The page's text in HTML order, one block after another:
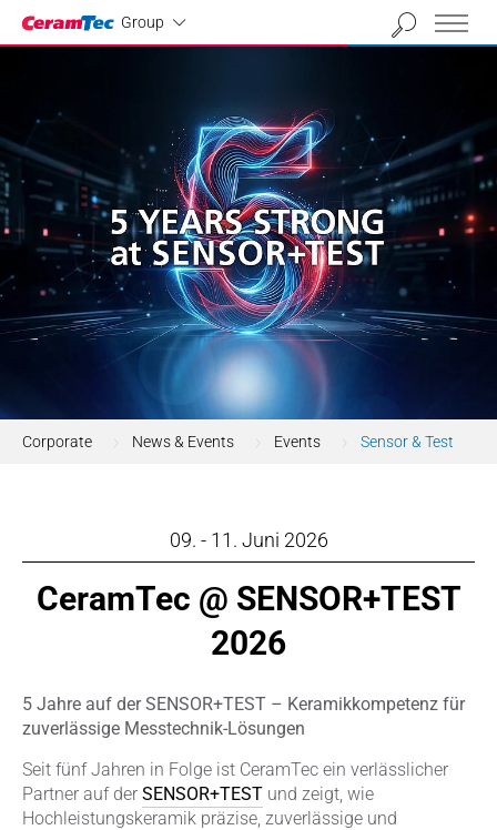
Group
Industrial
Corporate News & Events Events Sensor & Test
09. - 11. Juni 2026
CeramTec @ SENSOR+TEST
2026
5 Jahre auf der SENSOR+TEST – Keramikkompetenz für
zuverlässige Messtechnik-Lösungen
Seit fünf Jahren in Folge ist CeramTec ein verlässlicher
Partner auf der SENSOR+TEST und zeigt, wie
Hochleistungskeramik präzise, zuverlässige und